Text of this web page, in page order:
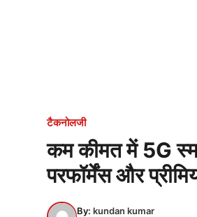
टैकनोलजी
कम कीमत में 5G
परफॉर्मेंस और
By: kundan kumar